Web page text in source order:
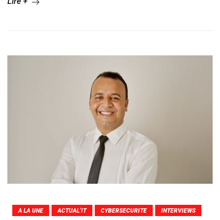
A LA UNE ACTUAL’IT CYBERSECURITE INTERVIEWS